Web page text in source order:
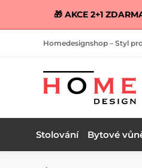
🎁 AKCE 2+1
Homedesignshop – Styl
Stolování Bytové